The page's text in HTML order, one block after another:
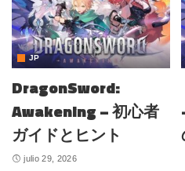
JP
DragonSword:
Awakening – 初心者
ガイドとヒント
julio 29, 2026